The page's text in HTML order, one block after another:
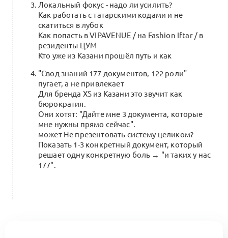
Локальный фокус - надо ли усилить?
Как работать с татарскими кодами и не
скатиться в лубок
Как попасть в VIPAVENUE / на Fashion Iftar / в
резиденты ЦУМ
Кто уже из Казани прошёл путь и как
"Свод знаний 177 документов, 122 роли" -
пугает, а не привлекает
Для бренда XS из Казани это звучит как
бюрократия.
Они хотят: "Дайте мне 3 документа, которые
мне нужны прямо сейчас".
может Не презентовать систему целиком?
Показать 1-3 конкретный документ, который
решает одну конкретную боль → "и таких у нас
177".